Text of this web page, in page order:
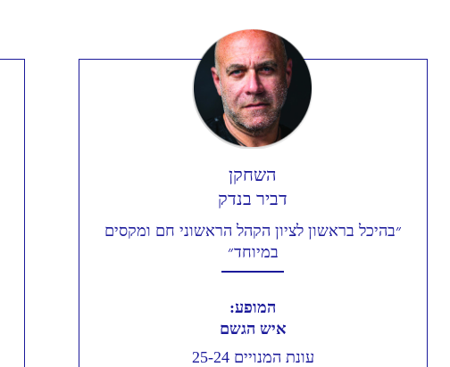
השחקן
דביר בנדק
״בהיכל בראשון לציון הקהל הראשוני חם ומקסים
במיוחד״
המופע:
איש הגשם
עונת המנויים 25-24